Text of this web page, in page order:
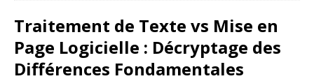
Traitement de Texte vs Mise en
Page Logicielle : Décryptage des
Différences Fondamentales